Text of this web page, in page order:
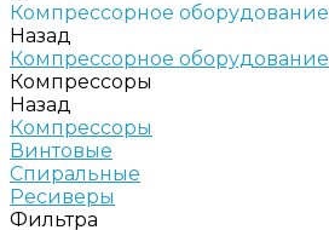
Компрессорное оборудование
Назад
Компрессорное оборудование
Компрессоры
Назад
Компрессоры
Винтовые
Спиральные
Ресиверы
Фильтра